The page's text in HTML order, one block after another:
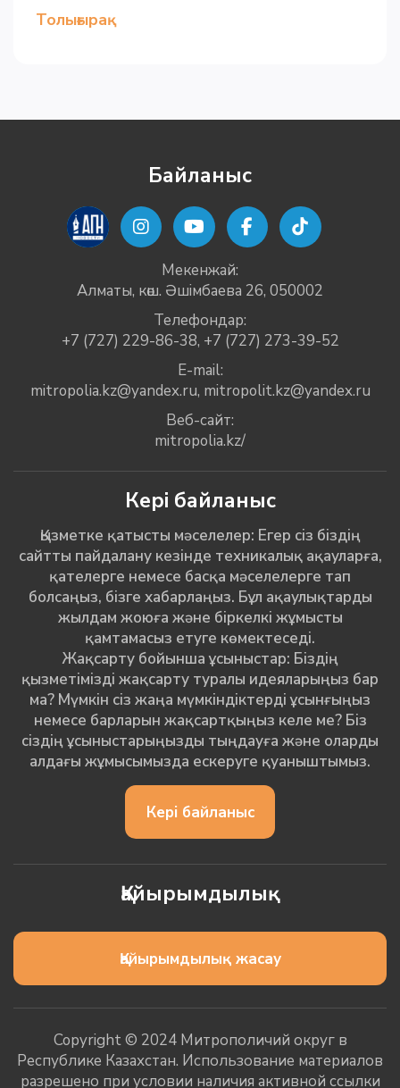
Толығырақ
Байланыс
Мекенжай:
Алматы, көш. Әшімбаева 26, 050002
Телефондар:
+7 (727) 229-86-38, +7 (727) 273-39-52
E-mail:
mitropolia.kz@yandex.ru, mitropolit.kz@yandex.ru
Веб-сайт:
mitropolia.kz/
Кері байланыс
Қызметке қатысты мәселелер: Егер сіз біздің
сайтты пайдалану кезінде техникалық ақауларға,
қателерге немесе басқа мәселелерге тап
болсаңыз, бізге хабарлаңыз. Бұл ақаулықтарды
жылдам жоюға және біркелкі жұмысты
қамтамасыз етуге көмектеседі.
Жақсарту бойынша ұсыныстар: Біздің
қызметімізді жақсарту туралы идеяларыңыз бар
ма? Мүмкін сіз жаңа мүмкіндіктерді ұсынғыңыз
немесе барларын жақсартқыңыз келе ме? Біз
сіздің ұсыныстарыңызды тыңдауға және оларды
алдағы жұмысымызда ескеруге қуаныштымыз.
Кері байланыс
Қайырымдылық
Қайырымдылық жасау
Copyright © 2024 Митрополичий округ в
Республике Казахстан. Использование материалов
разрешено при условии наличия активной ссылки